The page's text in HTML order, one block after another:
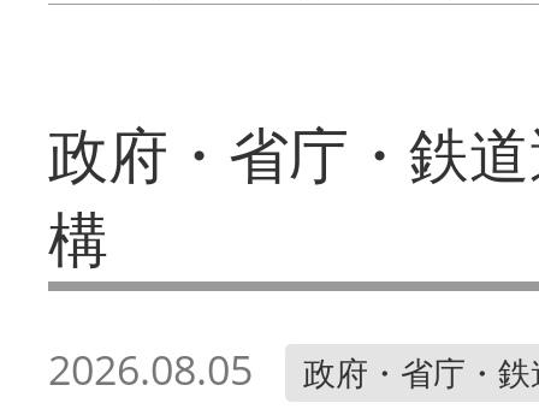
政府・省庁・鉄
構
2026.08.05 政府・省庁・